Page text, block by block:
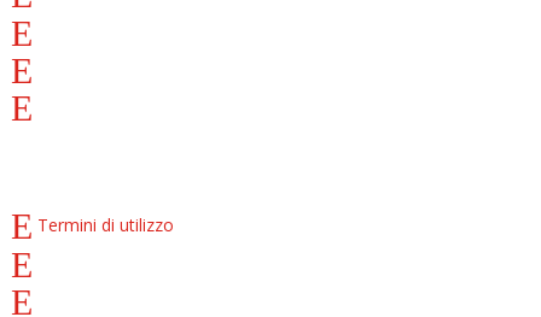
Termini di utilizzo